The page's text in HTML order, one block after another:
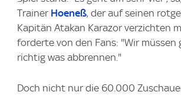
Trainer Hoeneß, der auf seinen
Kapitän Atakan Karazor verzichten
forderte von den Fans: "Wir müssen
richtig was abbrennen."
Doch nicht nur die 60.000